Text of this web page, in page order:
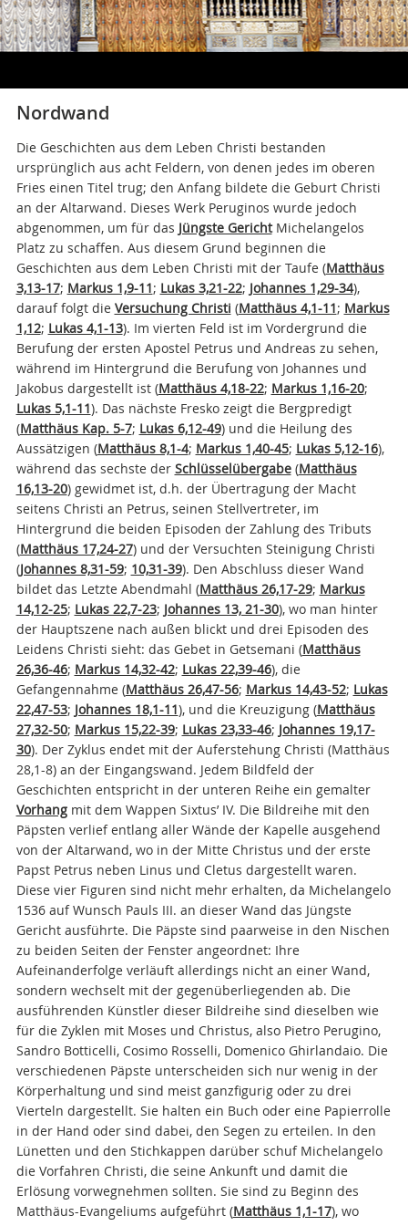
Nordwand
Die Geschichten aus dem Leben Christi bestanden
ursprünglich aus acht Feldern, von denen jedes im oberen
Fries einen Titel trug; den Anfang bildete die Geburt Christi
an der Altarwand. Dieses Werk Peruginos wurde jedoch
abgenommen, um für das Jüngste GerichtMichelangelos
Platz zu schaffen. Aus diesem Grund beginnen die
Geschichten aus dem Leben Christi mit der Taufe (Matthäus
3,13-17; Markus 1,9-11; Lukas 3,21-22; Johannes 1,29-34),
darauf folgt die Versuchung Christi (Matthäus 4,1-11; Markus
1,12; Lukas 4,1-13). Im vierten Feld ist im Vordergrund die
Berufung der ersten Apostel Petrus und Andreas zu sehen,
während im Hintergrund die Berufung von Johannes und
Jakobus dargestellt ist (Matthäus 4,18-22; Markus 1,16-20;
Lukas 5,1-11). Das nächste Fresko zeigt die Bergpredigt
(Matthäus Kap. 5-7; Lukas 6,12-49) und die Heilung des
Aussätzigen (Matthäus 8,1-4; Markus 1,40-45; Lukas 5,12-16),
während das sechste der Schlüsselübergabe(Matthäus
16,13-20) gewidmet ist, d.h. der Übertragung der Macht
seitens Christi an Petrus, seinen Stellvertreter, im
Hintergrund die beiden Episoden der Zahlung des Tributs
(Matthäus 17,24-27) und der Versuchten Steinigung Christi
(Johannes 8,31-59; 10,31-39). Den Abschluss dieser Wand
bildet das Letzte Abendmahl (Matthäus 26,17-29; Markus
14,12-25; Lukas 22,7-23; Johannes 13, 21-30), wo man hinter
der Hauptszene nach außen blickt und drei Episoden des
Leidens Christi sieht: das Gebet in Getsemani (Matthäus
26,36-46; Markus 14,32-42; Lukas 22,39-46), die
Gefangennahme (Matthäus 26,47-56; Markus 14,43-52; Lukas
22,47-53; Johannes 18,1-11), und die Kreuzigung (Matthäus
27,32-50; Markus 15,22-39; Lukas 23,33-46; Johannes 19,17-
30). Der Zyklus endet mit der Auferstehung Christi (Matthäus
28,1-8) an der Eingangswand. Jedem Bildfeld der
Geschichten entspricht in der unteren Reihe ein gemalter
Vorhangmit dem Wappen Sixtus’ IV. Die Bildreihe mit den
Päpsten verlief entlang aller Wände der Kapelle ausgehend
von der Altarwand, wo in der Mitte Christus und der erste
Papst Petrus neben Linus und Cletus dargestellt waren.
Diese vier Figuren sind nicht mehr erhalten, da Michelangelo
1536 auf Wunsch Pauls III. an dieser Wand das Jüngste
Gericht ausführte. Die Päpste sind paarweise in den Nischen
zu beiden Seiten der Fenster angeordnet: Ihre
Aufeinanderfolge verläuft allerdings nicht an einer Wand,
sondern wechselt mit der gegenüberliegenden ab. Die
ausführenden Künstler dieser Bildreihe sind dieselben wie
für die Zyklen mit Moses und Christus, also Pietro Perugino,
Sandro Botticelli, Cosimo Rosselli, Domenico Ghirlandaio. Die
verschiedenen Päpste unterscheiden sich nur wenig in der
Körperhaltung und sind meist ganzfigurig oder zu drei
Vierteln dargestellt. Sie halten ein Buch oder eine Papierrolle
in der Hand oder sind dabei, den Segen zu erteilen. In den
Lünetten und den Stichkappen darüber schuf Michelangelo
die Vorfahren Christi, die seine Ankunft und damit die
Erlösung vorwegnehmen sollten. Sie sind zu Beginn des
Matthäus-Evangeliums aufgeführt (Matthäus 1,1-17), wo